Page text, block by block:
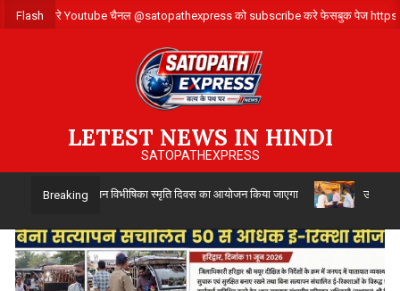
Skip
to
Flash
,हमारे Youtube चैनल @satopathexpress को subscribe करे फेसबुक पेज
LETEST NEWS IN HINDI
SATOPATHEXPRESS
Breaking
को विभाजन विभीषिका स्मृति दिवस का आयोजन किया जाएगा उत्तर प्रदेश